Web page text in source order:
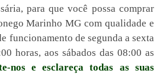
para que você possa comprar
Marinho MG com qualidade e
funcionamento de segunda a sexta
horas, aos sábados das 08:00 as
nos e esclareça todas as suas